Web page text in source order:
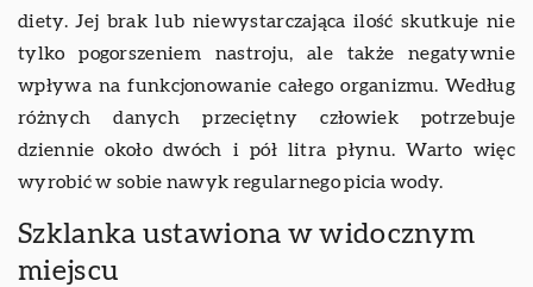
diety. Jej brak lub niewystarczająca ilość skutkuje nie
tylko pogorszeniem nastroju, ale także negatywnie
wpływa na funkcjonowanie całego organizmu. Według
różnych danych przeciętny człowiek potrzebuje
dziennie około dwóch i pół litra płynu. Warto więc
wyrobić w sobie nawyk regularnego picia wody.
Szklanka ustawiona w widocznym
miejscu